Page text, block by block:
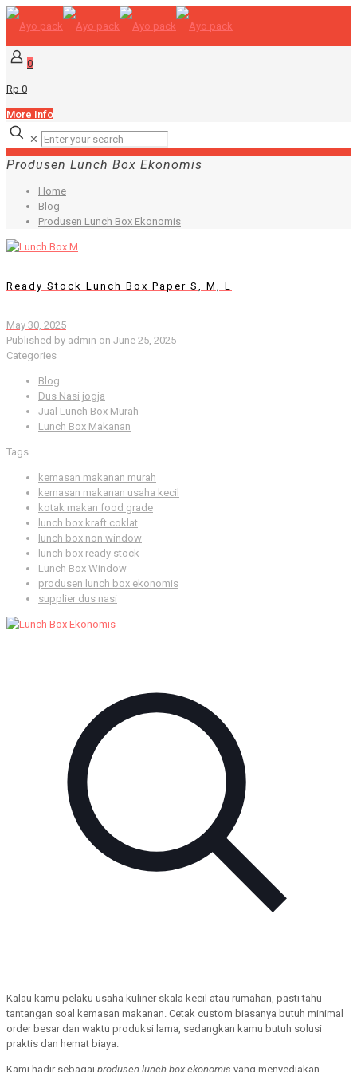
0
Rp 0
More Info
✕
Produsen Lunch Box Ekonomis
Home
Blog
Produsen Lunch Box Ekonomis
Ready Stock Lunch Box Paper S, M, L
May 30, 2025
Published by admin on June 25, 2025
Categories
Blog
Dus Nasi jogja
Jual Lunch Box Murah
Lunch Box Makanan
Tags
kemasan makanan murah
kemasan makanan usaha kecil
kotak makan food grade
lunch box kraft coklat
lunch box non window
lunch box ready stock
Lunch Box Window
produsen lunch box ekonomis
supplier dus nasi
Kalau kamu pelaku usaha kuliner skala kecil atau rumahan, pasti tahu
tantangan soal kemasan makanan. Cetak custom biasanya butuh minimal
order besar dan waktu produksi lama, sedangkan kamu butuh solusi
praktis dan hemat biaya.
Kami hadir sebagai produsen lunch box ekonomis yang menyediakan